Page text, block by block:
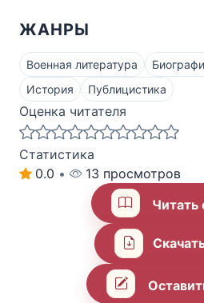
ЖАНРЫ
Военная литература
История
Публицистика
Оценка читателя
Статистика
0.0 •
13 просмотров
Читать